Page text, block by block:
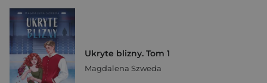
Ukryte blizny. Tom 1
Magdalena Szweda